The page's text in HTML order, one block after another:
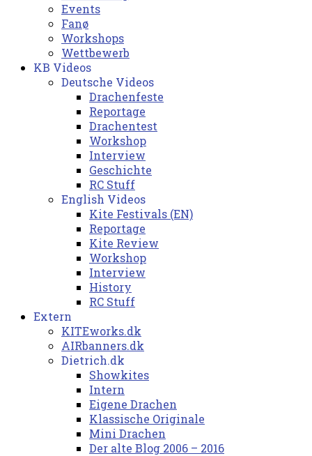
Events
Fanø
Workshops
Wettbewerb
KB Videos
Deutsche Videos
Drachenfeste
Reportage
Drachentest
Workshop
Interview
Geschichte
RC Stuff
English Videos
Kite Festivals (EN)
Reportage
Kite Review
Workshop
Interview
History
RC Stuff
Extern
KITEworks.dk
AIRbanners.dk
Dietrich.dk
Showkites
Intern
Eigene Drachen
Klassische Originale
Mini Drachen
Der alte Blog 2006 – 2016